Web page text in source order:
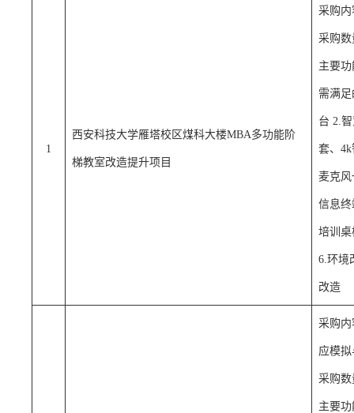
1
西安科技大学雁塔校区煤科大楼MBA多功能阶
梯教室改造提升项目
采购
采购数
主要
需满
台 2.
套、
麦克风
信息
培训桌
6.环境
改造
采购
应模
采购数
主要